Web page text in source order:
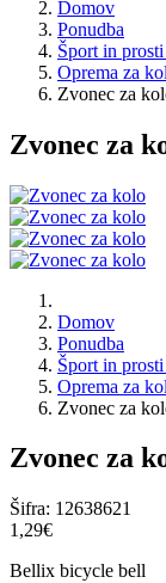
Domov
Ponudba
Šport in prosti
Oprema za
Zvonec za
Zvonec za
Domov
Ponudba
Šport in prosti
Oprema za
Zvonec za
Zvonec za
Šifra: 12638621
1,29‎€
Bellix bicycle bell